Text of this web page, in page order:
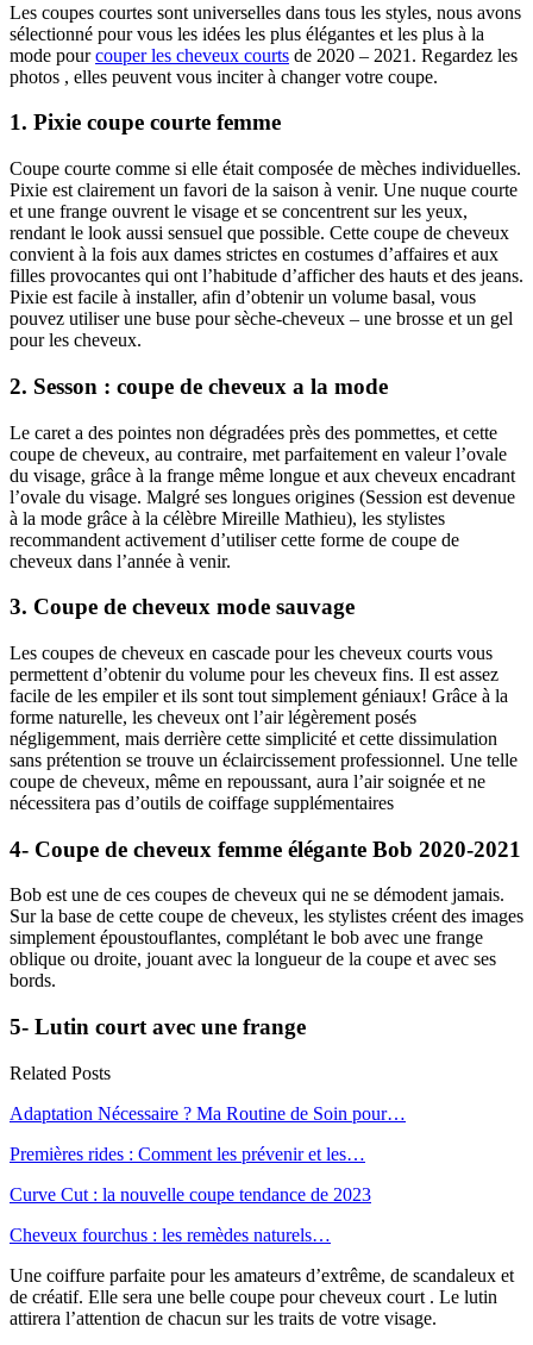
Les coupes courtes sont universelles dans tous les styles, nous avons
sélectionné pour vous les idées les plus élégantes et les plus à la
mode pourcouper les cheveux courts de 2020 – 2021. Regardez les
photos , elles peuvent vous inciter à changer votre coupe.
1. Pixie coupe courte femme
Coupe courte comme si elle était composée de mèches individuelles.
Pixie est clairement un favori de la saison à venir. Une nuque courte
et une frange ouvrent le visage et se concentrent sur les yeux,
rendant le look aussi sensuel que possible. Cette coupe de cheveux
convient à la fois aux dames strictes en costumes d’affaires et aux
filles provocantes qui ont l’habitude d’afficher des hauts et des jeans.
Pixie est facile à installer, afin d’obtenir un volume basal, vous
pouvez utiliser une buse pour sèche-cheveux – une brosse et un gel
pour les cheveux.
2. Sesson : coupe de cheveux a la mode
Le caret a des pointes non dégradées près des pommettes, et cette
coupe de cheveux, au contraire, met parfaitement en valeur l’ovale
du visage, grâce à la frange même longue et aux cheveux encadrant
l’ovale du visage. Malgré ses longues origines (Session est devenue
à la mode grâce à la célèbre Mireille Mathieu), les stylistes
recommandent activement d’utiliser cette forme de coupe de
cheveux dans l’année à venir.
3. Coupe de cheveux mode sauvage
Les coupes de cheveux en cascade pour les cheveux courts vous
permettent d’obtenir du volume pour les cheveux fins. Il est assez
facile de les empiler et ils sont tout simplement géniaux! Grâce à la
forme naturelle, les cheveux ont l’air légèrement posés
négligemment, mais derrière cette simplicité et cette dissimulation
sans prétention se trouve un éclaircissement professionnel. Une telle
coupe de cheveux, même en repoussant, aura l’air soignée et ne
nécessitera pas d’outils de coiffage supplémentaires
4- Coupe de cheveux femme élégante Bob 2020-2021
Bob est une de ces coupes de cheveux qui ne se démodent jamais.
Sur la base de cette coupe de cheveux, les stylistes créent des images
simplement époustouflantes, complétant le bob avec une frange
oblique ou droite, jouant avec la longueur de la coupe et avec ses
bords.
5- Lutin court avec une frange
Related Posts
Adaptation Nécessaire ? Ma Routine de Soin pour…
Premières rides : Comment les prévenir et les…
Curve Cut : la nouvelle coupe tendance de 2023
Cheveux fourchus : les remèdes naturels…
Une coiffure parfaite pour les amateurs d’extrême, de scandaleux et
de créatif. Elle sera une belle coupe pour cheveux court . Le lutin
attirera l’attention de chacun sur les traits de votre visage.